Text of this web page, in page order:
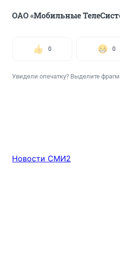
ОАО «Мобильные
0 0
Увидели опечатку? Выделите
Новости СМИ2